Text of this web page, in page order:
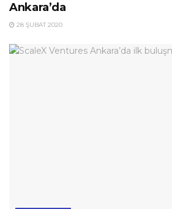
Ankara’da
28 ŞUBAT 2020